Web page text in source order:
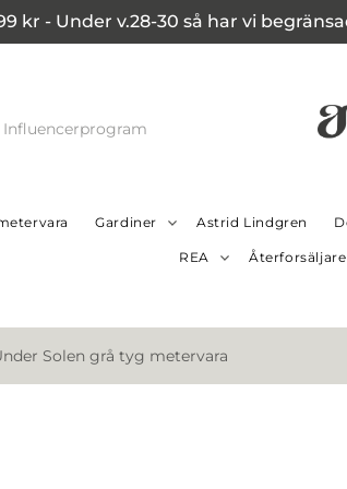
kr - Under v.28-30 så har vi
Influencerprogram
Gardiner Astrid Lindgren
REA Återforsäljare
Solen grå tyg metervara